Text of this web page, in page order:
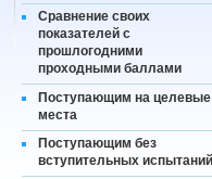
Сравнение своих
показателей с
прошлогодними
проходными баллами
Поступающим на целевые
места
Поступающим без
вступительных испытаний